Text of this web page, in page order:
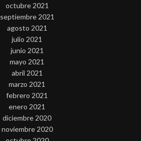
octubre 2021
septiembre 2021
agosto 2021
julio 2021
junio 2021
mayo 2021
abril 2021
marzo 2021
febrero 2021
enero 2021
diciembre 2020
noviembre 2020